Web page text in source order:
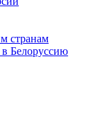
странам
Белоруссию